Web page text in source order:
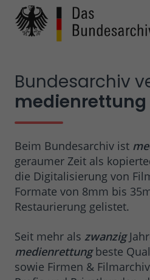
Bundesarchiv
medienrettung
Beim Bundesarchiv ist
geraumer Zeit als
die Digitalisierung von
Formate von 8mm bis
Restaurierung gelistet.
Seit mehr als zwanzig
medienrettungbeste
sowie Firmen &